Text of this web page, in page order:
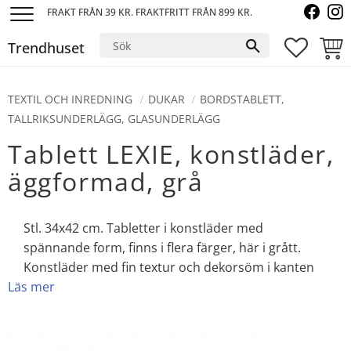
FRAKT FRÅN 39 KR. FRAKTFRITT FRÅN 899 KR.
Trendhuset
TEXTIL OCH INREDNING DUKAR
BORDSTABLETT,
TALLRIKSUNDERLÄGG, GLASUNDERLÄGG
Tablett LEXIE, konstläder,
äggformad, grå
Stl. 34x42 cm. Tabletter i konstläder med
spännande form, finns i flera färger, här i grått.
Konstläder med fin textur och dekorsöm i kanten
Läs mer